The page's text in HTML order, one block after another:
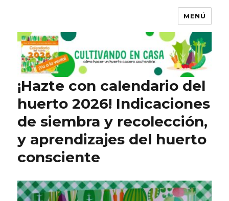
MENÚ
¡Hazte con calendario del
huerto 2026! Indicaciones
de siembra y recolección,
y aprendizajes del huerto
consciente